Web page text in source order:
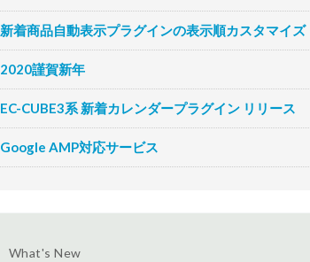
新着商品自動表示プラグインの表示順カスタマイズ
2020謹賀新年
EC-CUBE3系 新着カレンダープラグイン リリース
Google AMP対応サービス
What's New